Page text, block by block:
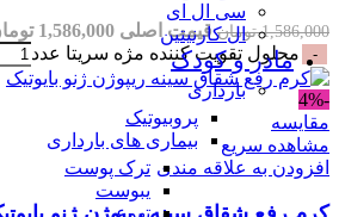
سی ال ای
ال کارنیتین
مادر و کودک
بارداری
پروبیوتیک
بیماری های بارداری
ترک پوست
یبوست
تهوع
1,586,000 تومان قیمت اصلی 1,586,000 تومان بود.
محلول تقویت کننده مژه سریتا عدد
-4%
مقایسه
مشاهده سریع
افزودن به علاقه مندی